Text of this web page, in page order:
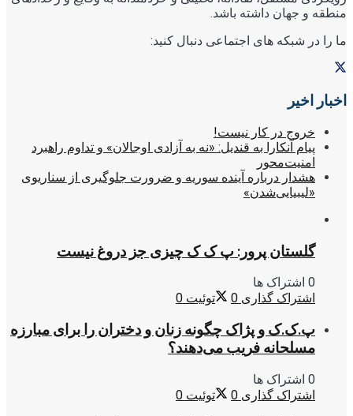
منطقه و جهان داشته باشد.
ما را در شبکه های اجتماعی دنبال کنید:
اخبار اخیر
خروج در کار نیست!
پیام آنکارا به قندیل: «نه به آزادی اوجالان» و تداوم راهبرد
امنیت‌محور
هشدار درباره آینده سوریه و ضرورت جلوگیری از سناریوی
«لیبیایی‌شدن»
گلستان پرور: پ ک ک چیزی جز دروغ نیست
0 اشتراک ها
اشتراک گذاری 0 توئیت 0
پ.ک.ک و پژاک چگونه زنان و دختران را برای مبارزه
مسلحانه فریب می‌دهند؟
0 اشتراک ها
اشتراک گذاری 0 توئیت 0